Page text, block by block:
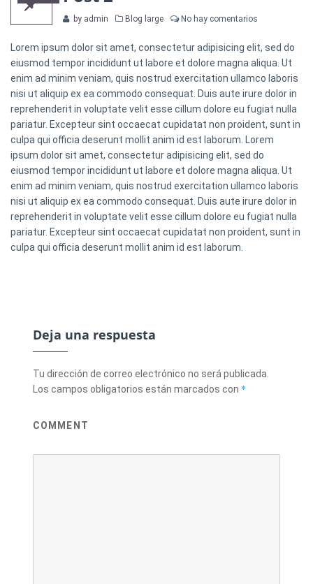
by admin Categories
Blog large No hay comentarios
Lorem ipsum dolor sit amet, consectetur adipisicing elit, sed do
eiusmod tempor incididunt ut labore et dolore magna aliqua. Ut
enim ad minim veniam, quis nostrud exercitation ullamco laboris
nisi ut aliquip ex ea commodo consequat. Duis aute irure dolor in
reprehenderit in voluptate velit esse cillum dolore eu fugiat nulla
pariatur. Excepteur sint occaecat cupidatat non proident, sunt in
culpa qui officia deserunt mollit anim id est laborum. Lorem
ipsum dolor sit amet, consectetur adipisicing elit, sed do
eiusmod tempor incididunt ut labore et dolore magna aliqua. Ut
enim ad minim veniam, quis nostrud exercitation ullamco laboris
nisi ut aliquip ex ea commodo consequat. Duis aute irure dolor in
reprehenderit in voluptate velit esse cillum dolore eu fugiat nulla
pariatur. Excepteur sint occaecat cupidatat non proident, sunt in
culpa qui officia deserunt mollit anim id est laborum.
Deja una respuesta
Tu dirección de correo electrónico no será publicada.
Los campos obligatorios están marcados con *
COMMENT